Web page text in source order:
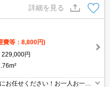
詳細を見る
費等：8,800円)
229,000円
お任せください！お一人お一人